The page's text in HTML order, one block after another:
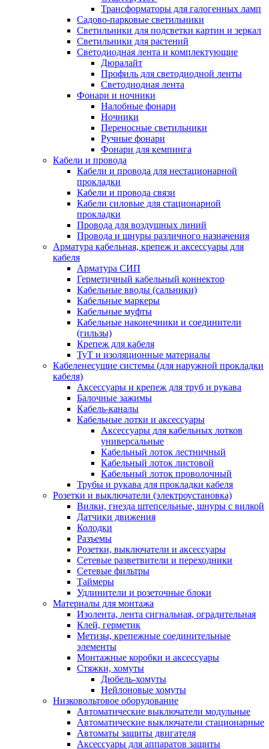
Трансформаторы для галогенных ламп
Садово-парковые светильники
Светильники для подсветки картин и зеркал
Светильники для растений
Светодиодная лента и комплектующие
Дюралайт
Профиль для светодиодной ленты
Светодиодная лента
Фонари и ночники
Налобные фонари
Ночники
Переносные светильники
Ручные фонари
Фонари для кемпинга
Кабели и провода
Кабели и провода для нестационарной
прокладки
Кабели и провода связи
Кабели силовые для стационарной
прокладки
Провода для воздушных линий
Провода и шнуры различного назначения
Арматура кабельная, крепеж и аксессуары для
кабеля
Арматура СИП
Герметичный кабельный коннектор
Кабельные вводы (сальники)
Кабельные маркеры
Кабельные муфты
Кабельные наконечники и соединители
(гильзы)
Крепеж для кабеля
ТуТ и изоляционные материалы
Кабеленесущие системы (для наружной прокладки
кабеля)
Аксессуары и крепеж для труб и рукава
Балочные зажимы
Кабель-каналы
Кабельные лотки и аксессуары
Аксессуары для кабельных лотков
универсальные
Кабельный лоток лестничный
Кабельный лоток листовой
Кабельный лоток проволочный
Трубы и рукава для прокладки кабеля
Розетки и выключатели (электроустановка)
Вилки, гнезда штепсельные, шнуры с вилкой
Датчики движения
Колодки
Разъемы
Розетки, выключатели и аксессуары
Сетевые разветвители и переходники
Сетевые фильтры
Таймеры
Удлинители и розеточные блоки
Материалы для монтажа
Изолента, лента сигнальная, оградительная
Клей, герметик
Метизы, крепежные соединительные
элементы
Монтажные коробки и аксессуары
Стяжки, хомуты
Дюбель-хомуты
Нейлоновые хомуты
Низковольтовое оборудование
Автоматические выключатели модульные
Автоматические выключатели стационарные
Автоматы защиты двигателя
Аксессуары для аппаратов защиты